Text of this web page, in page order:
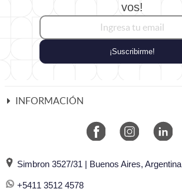
vos!
¡Suscribirme!
INFORMACIÓN
Simbron 3527/31 | Buenos Aires, Argentina
+5411 3512 4578